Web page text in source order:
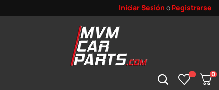
Iniciar Sesión o Registrarse
0